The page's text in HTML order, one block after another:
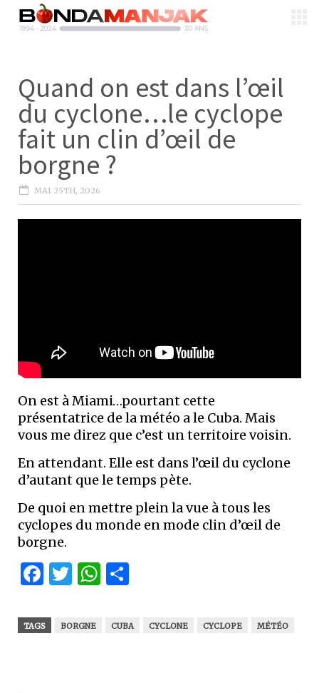
Quand on est dans l’œil
du cyclone…le cyclope
fait un clin d’œil de
borgne ?
MAI 25TH, 2026
On est à Miami…pourtant cette
présentatrice de la météo a le Cuba. Mais
vous me direz que c’est un territoire voisin.
En attendant. Elle est dans l’œil du cyclone
d’autant que le temps pète.
De quoi en mettre plein la vue à tous les
cyclopes du monde en mode clin d’œil de
borgne.
Facebook
Twitter
WhatsApp
TAGS BORGNE CUBA CYCLONE CYCLOPE MÉTÉO